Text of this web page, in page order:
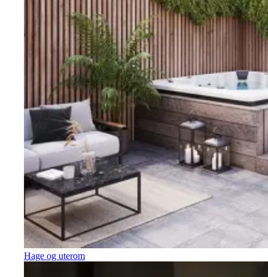
Hage og uterom